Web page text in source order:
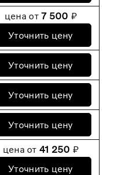
цена от7 500 ₽
Уточнить цену
Уточнить цену
Уточнить цену
Уточнить цену
цена от 41 250 ₽
Уточнить цену